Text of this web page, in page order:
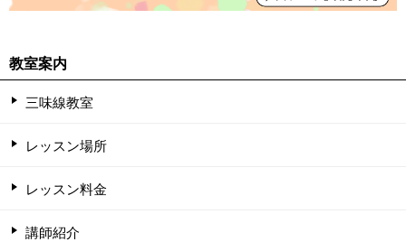
教室案内
三味線教室
レッスン場所
レッスン料金
講師紹介